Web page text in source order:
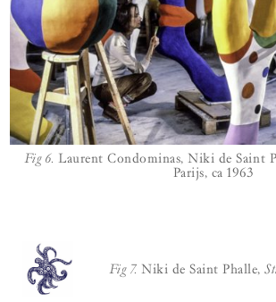
Fig 6. Laurent Condominas, Niki de Saint
Parijs, ca 1963
Fig 7. Niki de Saint Phalle,